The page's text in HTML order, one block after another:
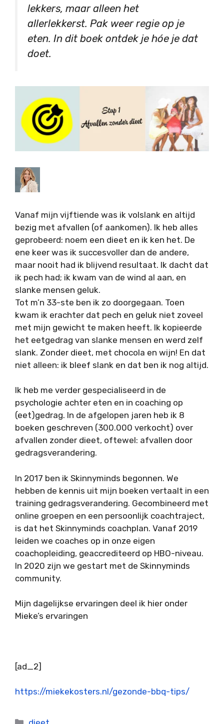
lekkers, maar alleen het
allerlekkerst. Pak weer regie op je
eten. In dit boek ontdek je hóe je dat
doet.
Vanaf mijn vijftiende was ik volslank en altijd
bezig met afvallen (of aankomen). Ik heb alles
geprobeerd: noem een dieet en ik ken het. De
ene keer was ik succesvoller dan de andere,
maar nooit had ik blijvend resultaat. Ik dacht dat
ik pech had; ik kwam van de wind al aan, en
slanke mensen geluk.
Tot m’n 33-ste ben ik zo doorgegaan. Toen
kwam ik erachter dat pech en geluk niet zoveel
met mijn gewicht te maken heeft. Ik kopieerde
het eetgedrag van slanke mensen en werd zelf
slank. Zonder dieet, met chocola en wijn! En dat
niet alleen: ik bleef slank en dat ben ik nog altijd.
Ik heb me verder gespecialiseerd in de
psychologie achter eten en in coaching op
(eet)gedrag. In de afgelopen jaren heb ik 8
boeken geschreven (300.000 verkocht) over
afvallen zonder dieet, oftewel: afvallen door
gedragsverandering.
In 2017 ben ik Skinnyminds begonnen. We
hebben de kennis uit mijn boeken vertaalt in een
training gedragsverandering. Gecombineerd met
online groepen en een persoonlijk coachtraject,
is dat het Skinnyminds coachplan. Vanaf 2019
leiden we coaches op in onze eigen
coachopleiding, geaccrediteerd op HBO-niveau.
In 2020 zijn we gestart met de Skinnyminds
community.
Mijn dagelijkse ervaringen deel ik hier onder
Mieke’s ervaringen
[ad_2]
https://miekekosters.nl/gezonde-bbq-tips/
Categorieën